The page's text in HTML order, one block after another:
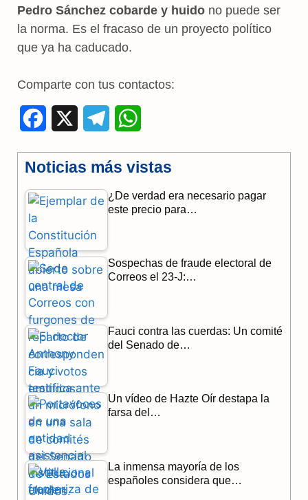
Pedro Sánchez cobarde y huido no puede ser
la norma. Es el fracaso de un proyecto político
que ya ha caducado.
Comparte con tus contactos:
c
e
o
o
k
l
e
a
a
t
p
Noticias más vistas
¿De verdad era necesario pagar
este precio para…
Sospechas de fraude electoral de
Correos el 23-J:…
Fauci contra las cuerdas: Un comité
del Senado de…
Un vídeo de Hazte Oír destapa la
farsa del…
La inmensa mayoría de los
españoles considera que…